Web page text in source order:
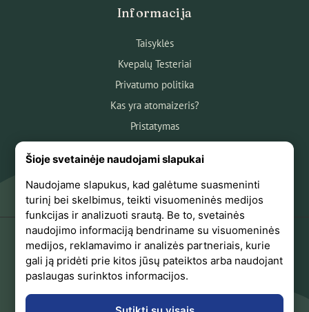
Informacija
Taisyklės
Kvepalų Testeriai
Privatumo politika
Kas yra atomaizeris?
Pristatymas
Apie mus
Atsiliepimai
+370 618 44441
Sekite mus Facebook
Šioje svetainėje naudojami slapukai
Naudojame slapukus, kad galėtume suasmeninti
turinį bei skelbimus, teikti visuomeninės medijos
funkcijas ir analizuoti srautą. Be to, svetainės
naudojimo informaciją bendriname su visuomeninės
medijos, reklamavimo ir analizės partneriais, kurie
gali ją pridėti prie kitos jūsų pateiktos arba naudojant
paslaugas surinktos informacijos.